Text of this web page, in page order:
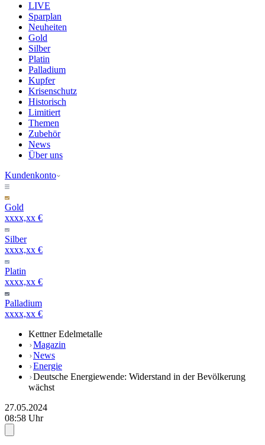
LIVE
Sparplan
Neuheiten
Gold
Silber
Platin
Palladium
Kupfer
Krisenschutz
Historisch
Limitiert
Themen
Zubehör
News
Über uns
Kundenkonto
Gold
xxxx,xx €
Silber
xxxx,xx €
Platin
xxxx,xx €
Palladium
xxxx,xx €
Kettner Edelmetalle
Magazin
News
Energie
Deutsche Energiewende: Widerstand in der Bevölkerung
wächst
27.05.2024
08:58 Uhr